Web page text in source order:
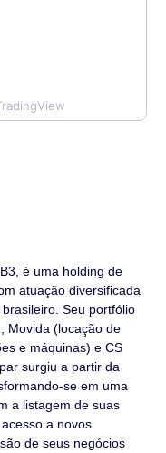
é uma holding de
atuação diversificada
Seu portfólio
Movida (locação de
e máquinas) e CS
surgiu a partir da
se em uma
a listagem de suas
a novos
de seus negócios